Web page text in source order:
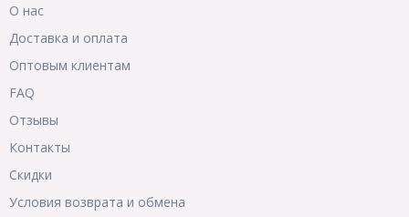
О нас
Доставка и оплата
Оптовым клиентам
FAQ
Отзывы
Контакты
Скидки
Условия возврата и обмена